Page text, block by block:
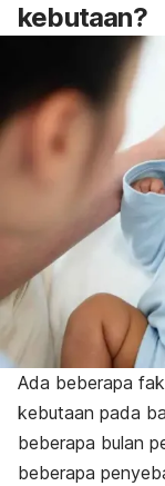
kebutaan?
Ada beberapa
kebutaan pada
beberapa bulan
beberapa